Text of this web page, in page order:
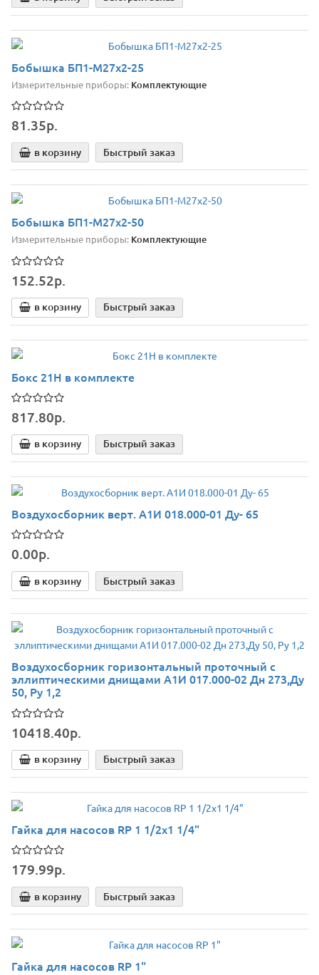
Бобышка БП1-М27х2-25
Измерительные приборы: Комплектующие
81.35р.
в корзину Быстрый заказ
Бобышка БП1-М27х2-50
Измерительные приборы: Комплектующие
152.52р.
в корзину Быстрый заказ
Бокс 21Н в комплекте
817.80р.
в корзину Быстрый заказ
Воздухосборник верт. А1И 018.000-01 Ду- 65
0.00р.
в корзину Быстрый заказ
Воздухосборник горизонтальный проточный с
эллиптическими днищами А1И 017.000-02 Дн 273,Ду
50, Ру 1,2
10418.40р.
в корзину Быстрый заказ
Гайка для насосов RP 1 1/2х1 1/4"
179.99р.
в корзину Быстрый заказ
Гайка для насосов RP 1"